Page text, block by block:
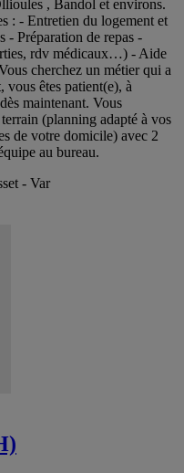
, Bandol et environs.
: - Entretien du logement et
- Préparation de repas -
rdv médicaux…) - Aide
cherchez un métier qui a
vous êtes patient(e), à
maintenant. Vous
(planning adapté à vos
de votre domicile) avec 2
au bureau.
- Var